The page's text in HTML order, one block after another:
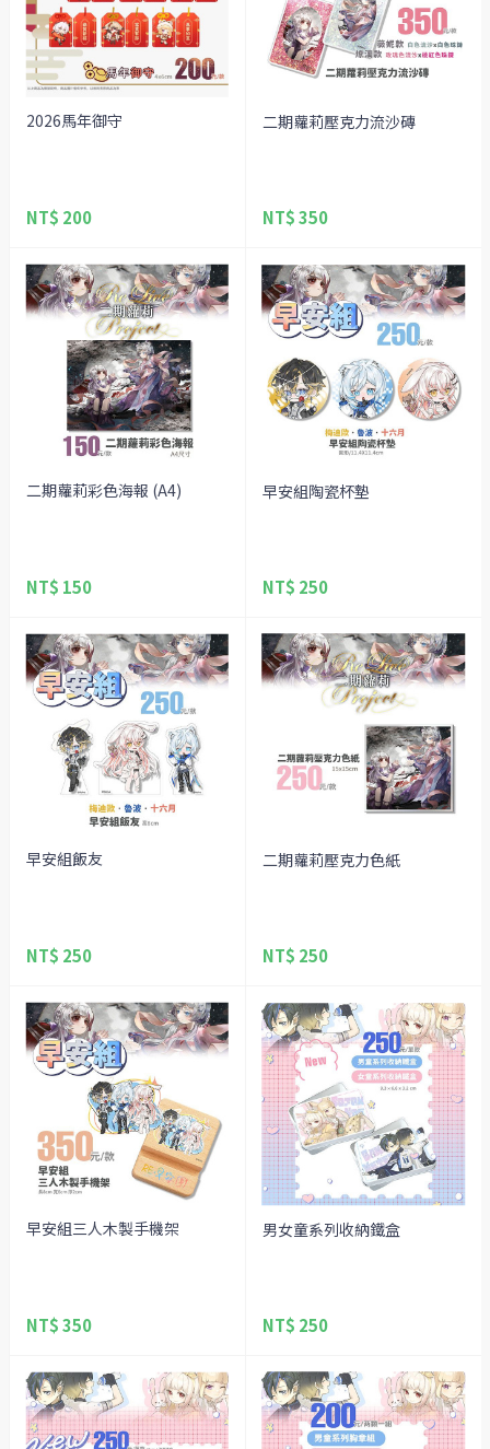
2026馬年御守
NT$ 200
二期蘿莉壓克力流沙磚
NT$ 350
二期蘿莉彩色海報 (A4)
NT$ 150
早安組陶瓷杯墊
NT$ 250
早安組飯友
NT$ 250
二期蘿莉壓克力色紙
NT$ 250
早安組三人木製手機架
NT$ 350
男女童系列收納鐵盒
NT$ 250